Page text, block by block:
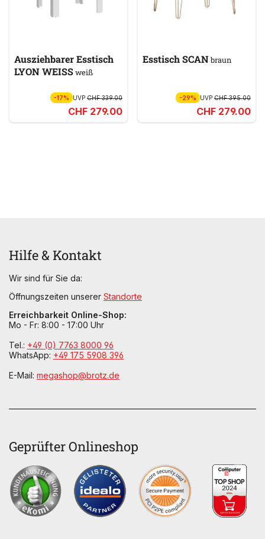
Ausziehbarer Esstisch
LYON WEISSweiß
-17% UVP CHF 339.00
CHF 279.00
Esstisch SCANbraun
-29% UVPCHF 395.00
CHF 279.00
Hilfe & Kontakt
Wir sind für Sie da:
Öffnungszeiten unserer Standorte
Erreichbarkeit Online-Shop:
Mo - Fr: 8:00 - 17:00 Uhr
Tel.: +49 (0) 7763 8000 96
WhatsApp: +49 175 5908 396
E-Mail: megashop@brotz.de
Geprüfter Onlineshop